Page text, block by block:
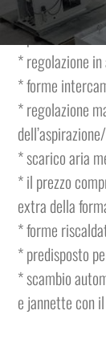
* aspiratore
* possibilità di
* regolazione
* forme
* regolazione
* scarico aria
* il prezzo
extra della
* forme
* predisposto
* scambio
e jannette con